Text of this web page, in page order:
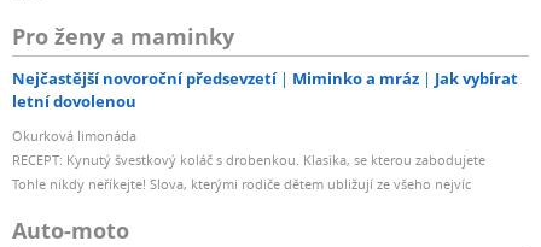
Pro ženy a maminky
Nejčastější novoroční předsevzetí Miminko a mráz
Jak vybírat
letní dovolenou
Okurková limonáda
RECEPT: Kynutý švestkový koláč s drobenkou. Klasika, se kterou zabodujete
Tohle nikdy neříkejte! Slova, kterými rodiče dětem ubližují ze všeho nejvíc
Auto-moto